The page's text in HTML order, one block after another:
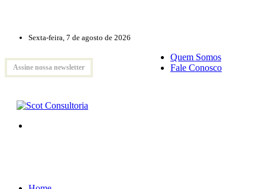
Sexta-feira, 7 de agosto de 2026
Assine nossa newsletter
Quem Somos
Fale Conosco